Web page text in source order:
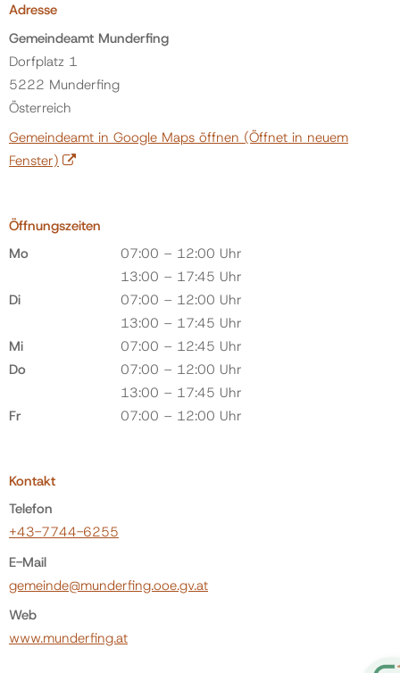
Adresse
Gemeindeamt Munderfing
Dorfplatz 1
5222 Munderfing
Österreich
Gemeindeamt in Google Maps öffnen (Öffnet in neuem
Fenster)
Öffnungszeiten
Mo
07:00 – 12:00 Uhr
13:00 – 17:45 Uhr
Di
07:00 – 12:00 Uhr
13:00 – 17:45 Uhr
Mi
07:00 – 12:45 Uhr
Do
07:00 – 12:00 Uhr
13:00 – 17:45 Uhr
Fr
07:00 – 12:00 Uhr
Kontakt
Telefon
+43-7744-6255
E-Mail
gemeinde@munderfing.ooe.gv.at
Web
www.munderfing.at